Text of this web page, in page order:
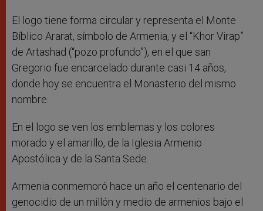
El logo tiene forma circular y representa el Monte
Bíblico Ararat, símbolo de Armenia, y el “Khor Virap”
de Artashad (“pozo profundo”), en el que san
Gregorio fue encarcelado durante casi 14 años,
donde hoy se encuentra el Monasterio del mismo
nombre.
En el logo se ven los emblemas y los colores
morado y el amarillo, de la Iglesia Armenio
Apostólica y de la Santa Sede.
Armenia conmemoró hace un año el centenario del
genocidio de un millón y medio de armenios bajo el